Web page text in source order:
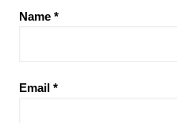
Name *
Email *